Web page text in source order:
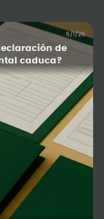
6/1/26
de
caduca?